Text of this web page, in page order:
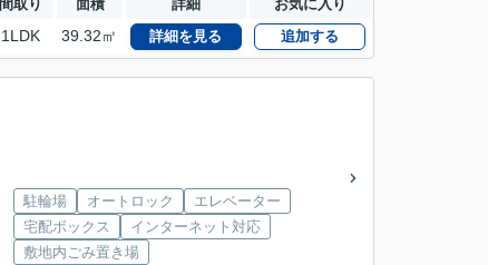
間取り 面積 詳細 お気に入り
1LDK 39.32㎡ 詳細を見る 追加する
駐輪場 オートロック
エレベーター
宅配ボックス
インターネット対応
敷地内ごみ置き場